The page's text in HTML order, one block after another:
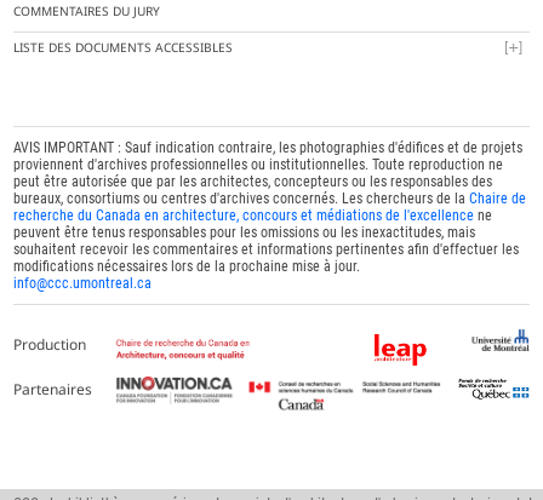
COMMENTAIRES DU JURY
LISTE DES DOCUMENTS ACCESSIBLES
AVIS IMPORTANT : Sauf indication contraire, les photographies d'édifices et de projets
proviennent d'archives professionnelles ou institutionnelles. Toute reproduction ne
peut être autorisée que par les architectes, concepteurs ou les responsables des
bureaux, consortiums ou centres d'archives concernés. Les chercheurs de laChaire de
recherche du Canada en architecture, concours et médiations de l'excellence ne
peuvent être tenus responsables pour les omissions ou les inexactitudes, mais
souhaitent recevoir les commentaires et informations pertinentes afin d'effectuer les
modifications nécessaires lors de la prochaine mise à jour.
info@ccc.umontreal.ca
Production
Partenaires